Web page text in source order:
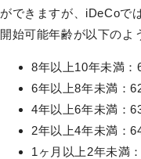
ができますが、iDeCoで
開始可能年齢が以下のよ
8年以上10年未満：
6年以上8年未満：
4年以上6年未満：
2年以上4年未満：
1ヶ月以上2年未満